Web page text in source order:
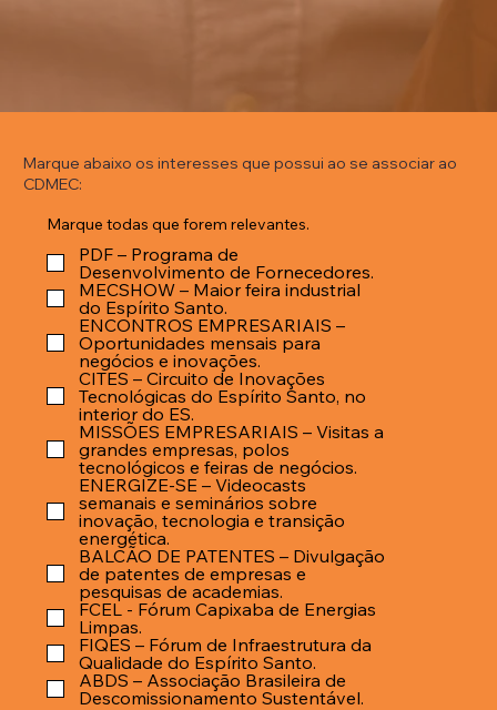
Marque abaixo os interesses que possui ao se associar ao
CDMEC:
Marque todas que forem relevantes.
PDF – Programa de
Desenvolvimento de Fornecedores.
MECSHOW – Maior feira industrial
do Espírito Santo.
ENCONTROS EMPRESARIAIS –
Oportunidades mensais para
negócios e inovações.
CITES – Circuito de Inovações
Tecnológicas do Espírito Santo, no
interior do ES.
MISSÕES EMPRESARIAIS – Visitas a
grandes empresas, polos
tecnológicos e feiras de negócios.
ENERGIZE-SE – Videocasts
semanais e seminários sobre
inovação, tecnologia e transição
energética.
BALCÃO DE PATENTES – Divulgação
de patentes de empresas e
pesquisas de academias.
FCEL - Fórum Capixaba de Energias
Limpas.
FIQES – Fórum de Infraestrutura da
Qualidade do Espírito Santo.
ABDS – Associação Brasileira de
Descomissionamento Sustentável.